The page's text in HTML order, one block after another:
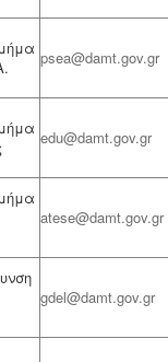
psea@damt.gov.gr
edu@damt.gov.gr
atese@damt.gov.gr
gdel@damt.gov.gr